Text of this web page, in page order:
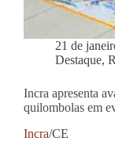
21 de
Destaque,
Incra apresenta
quilombolas em
Incra/CE